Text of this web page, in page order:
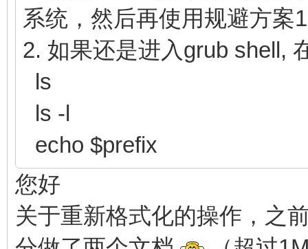
系统，然后再使用规避方案
2. 如果还是进入grub shell,
ls
ls -l
echo $prefix
您好
关于重新格式化的操作，之